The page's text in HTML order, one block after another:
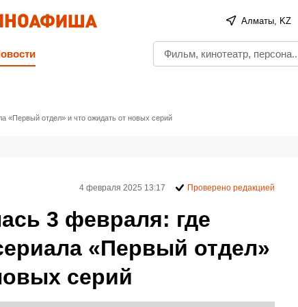
Алматы, KZ
«Первый отдел» и что ожидать от новых серий
3 февраля: где
«Первый отдел»
серий
4 февраля 2025 13:17 Проверено редакцией